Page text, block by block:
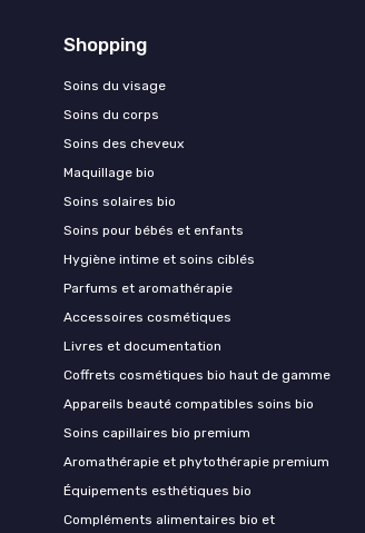
Shopping
Soins du visage
Soins du corps
Soins des cheveux
Maquillage bio
Soins solaires bio
Soins pour bébés et enfants
Hygiène intime et soins ciblés
Parfums et aromathérapie
Accessoires cosmétiques
Livres et documentation
Coffrets cosmétiques bio haut de gamme
Appareils beauté compatibles soins bio
Soins capillaires bio premium
Aromathérapie et phytothérapie premium
Équipements esthétiques bio
Compléments alimentaires bio et